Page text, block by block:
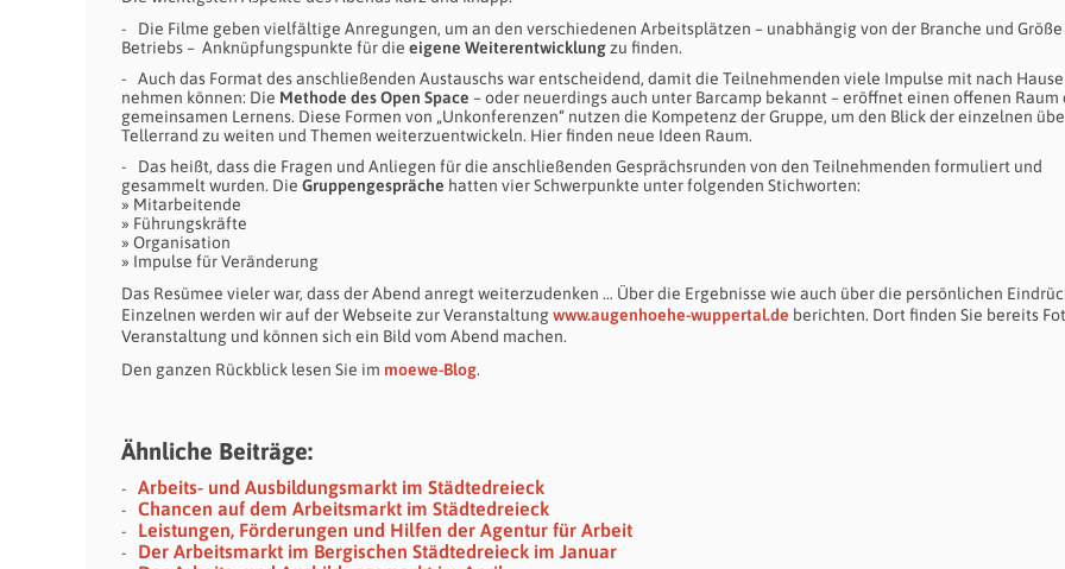
Die Filme geben vielfältige Anregungen, um an den verschiedenen Arbeitsplätzen – unabhängig von der Branche und Größe
Betriebs – Anknüpfungspunkte für die eigene Weiterentwicklung zu finden.
Auch das Format des anschließenden Austauschs war entscheidend, damit die Teilnehmenden viele Impulse mit nach Hause
nehmen können: Die Methode des Open Space – oder neuerdings auch unter Barcamp bekannt – eröffnet einen offenen Raum
gemeinsamen Lernens. Diese Formen von „Unkonferenzen“ nutzen die Kompetenz der Gruppe, um den Blick der einzelnen
Tellerrand zu weiten und Themen weiterzuentwickeln. Hier finden neue Ideen Raum.
Das heißt, dass die Fragen und Anliegen für die anschließenden Gesprächsrunden von den Teilnehmenden formuliert und
gesammelt wurden. Die Gruppengespräche hatten vier Schwerpunkte unter folgenden Stichworten:
» Mitarbeitende
» Führungskräfte
» Organisation
» Impulse für Veränderung
Das Resümee vieler war, dass der Abend anregt weiterzudenken … Über die Ergebnisse wie auch über die persönlichen
Einzelnen werden wir auf der Webseite zur Veranstaltungwww.augenhoehe-wuppertal.de berichten. Dort finden Sie bereits
Veranstaltung und können sich ein Bild vom Abend machen.
Den ganzen Rückblick lesen Sie im moewe-Blog.
Ähnliche Beiträge:
Arbeits- und Ausbildungsmarkt im Städtedreieck
Chancen auf dem Arbeitsmarkt im Städtedreieck
Leistungen, Förderungen und Hilfen der Agentur für Arbeit
Der Arbeitsmarkt im Bergischen Städtedreieck im Januar